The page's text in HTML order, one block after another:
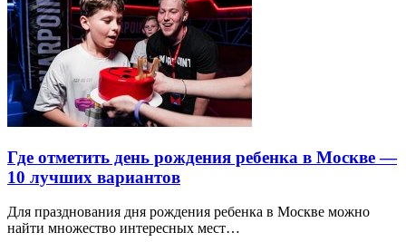
Где отметить день рождения ребенка в Москве —
10 лучших вариантов
Для празднования дня рождения ребенка в Москве можно
найти множество интересных мест…